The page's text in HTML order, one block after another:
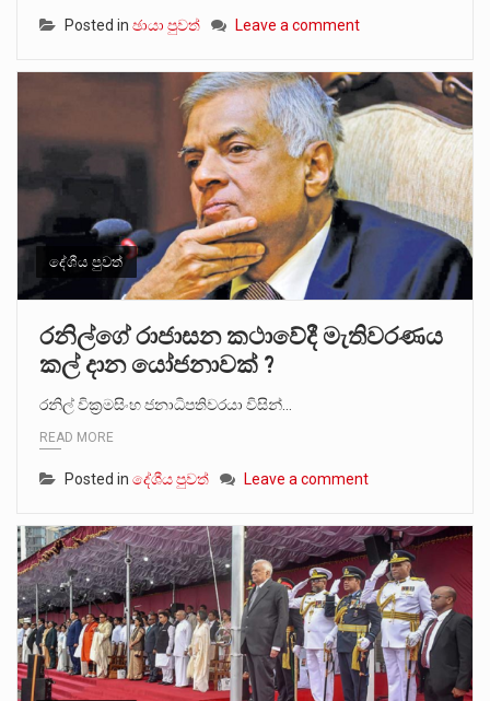
Posted in ඡායා පුවත් Leave a comment
දේශීය පුවත්
රනිල්ගේ රාජාසන කථාවේදී මැතිවරණය
කල් දාන යෝජනාවක් ?
රනිල් වික්‍රමසිංහ ජනාධිපතිවරයා විසින්…
READ MORE
Posted in දේශීය පුවත් Leave a comment